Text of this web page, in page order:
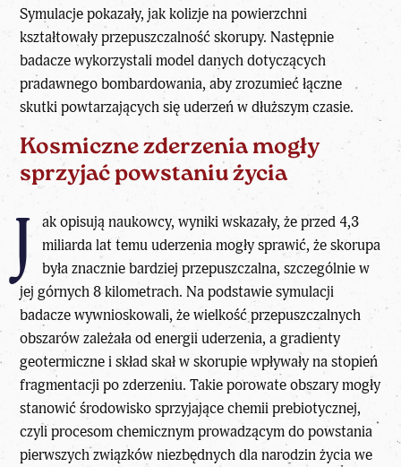
Symulacje pokazały, jak kolizje na powierzchni
kształtowały przepuszczalność skorupy. Następnie
badacze wykorzystali model danych dotyczących
pradawnego bombardowania, aby zrozumieć łączne
skutkipowtarzających się uderzeńw dłuższym czasie.
Kosmiczne zderzenia mogły
sprzyjać powstaniu życia
J
ak opisują naukowcy, wyniki wskazały, że przed 4,3
miliarda lat temu uderzenia mogły sprawić, że skorupa
była znacznie bardziej przepuszczalna, szczególnie w
jej górnych 8 kilometrach. Na podstawie symulacji
badacze wywnioskowali, że wielkość przepuszczalnych
obszarów zależała od energii uderzenia, a gradienty
geotermiczne i skład skał w skorupie wpływały na stopień
fragmentacji po zderzeniu. Takie porowate obszary mogły
stanowićśrodowisko sprzyjające chemii prebiotycznej,
czyli procesom chemicznym prowadzącym do powstania
pierwszych związków niezbędnych dla narodzin życia we